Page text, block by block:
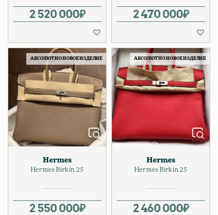
2 520 000₽ 2 470 000₽
АБСОЛЮТНО НОВОЕ ИЗДЕЛИЕ
Hermes
Hermes Birkin 25
2 550 000₽
АБСОЛЮТНО НОВОЕ ИЗДЕЛИЕ
Hermes
Hermes Birkin 25
2 460 000₽